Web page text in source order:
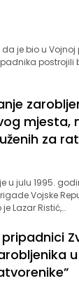
je bio u
postrojili
mjesta,
za
u julu 1995.
Vojske
Lazar Ristić,…